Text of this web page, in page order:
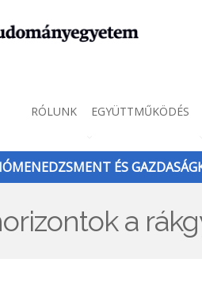
Innováció
RÓLUNK EGYÜTTMŰKÖDÉS
ÉS
a